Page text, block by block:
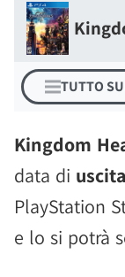
TUTTO
Kingdom
data di uscita
PlayStation
e lo si potrà